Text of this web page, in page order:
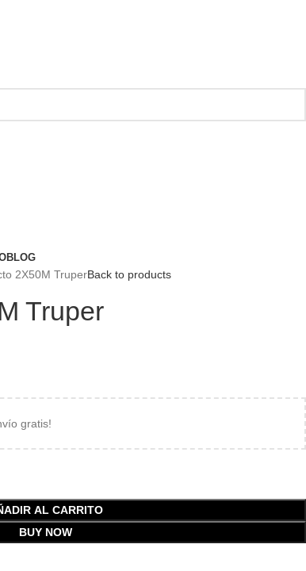
BLOG
2X50M TruperBack to products
Truper
gratis!
AL CARRITO
BUY NOW